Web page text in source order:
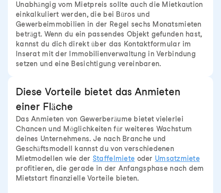
Unabhängig vom Mietpreis sollte auch die Mietkaution
einkalkuliert werden, die bei Büros und
Gewerbeimmobilien in der Regel sechs Monatsmieten
beträgt. Wenn du ein passendes Objekt gefunden hast,
kannst du dich direkt über das Kontaktformular im
Inserat mit der Immobilienverwaltung in Verbindung
setzen und eine Besichtigung vereinbaren.
Diese Vorteile bietet das Anmieten
einer Fläche
Das Anmieten von Gewerberäume bietet vielerlei
Chancen und Möglichkeiten für weiteres Wachstum
deines Unternehmens. Je nach Branche und
Geschäftsmodell kannst du von verschiedenen
Mietmodellen wie der Staffelmiete oder Umsatzmiete
profitieren, die gerade in der Anfangsphase nach dem
Mietstart finanzielle Vorteile bieten.